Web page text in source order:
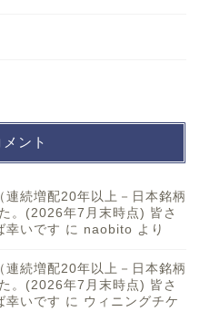
ント
連続増配20年以上－日本銘柄
。(2026年7月末時点) 皆さ
幸いです に naobito より
連続増配20年以上－日本銘柄
。(2026年7月末時点) 皆さ
幸いです に ウィニングチケ